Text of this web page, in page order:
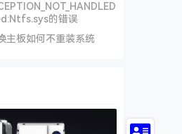
的错误
主板如何不重装系统